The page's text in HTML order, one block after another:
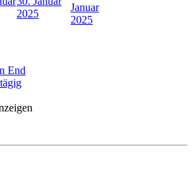
2025
Januar
2025
End